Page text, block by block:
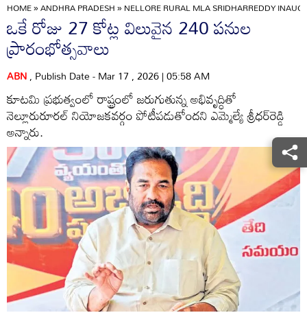
HOME»ANDHRA PRADESH»NELLORE RURAL MLA SRIDHARREDDY
ఒకే రోజు 27 కోట్ల విలువైన 240 పనుల
ప్రారంభోత్సవాలు
ABN, Publish Date - Mar 17 , 2026 | 05:58 AM
కూటమి ప్రభుత్వంలో రాష్ట్రంలో జరుగుతున్న అభివృద్ధితో
నెల్లూరురూరల్‌ నియోజకవర్గం పోటీపడుతోందని ఎమ్మెల్యే శ్రీధర్‌రెడ్డి
అన్నారు.